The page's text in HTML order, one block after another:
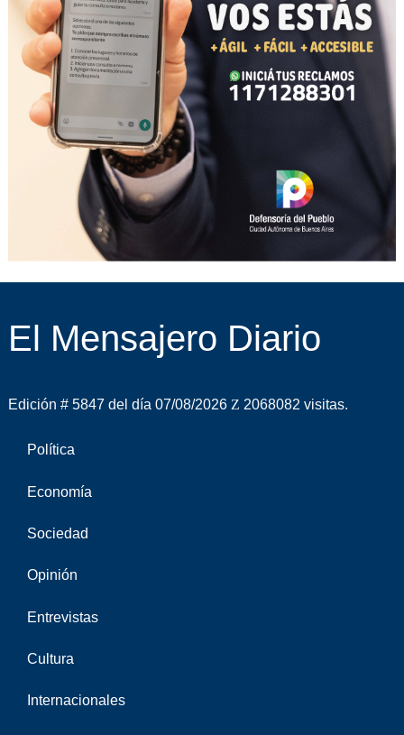
El Mensajero Diario
Edición # 5847 del día 07/08/2026 2068082 visitas.
Política
Economía
Sociedad
Opinión
Entrevistas
Cultura
Internacionales